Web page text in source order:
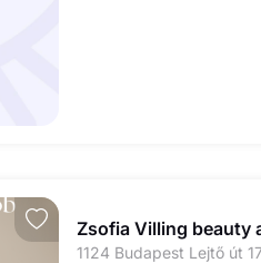
Zsofia Villing beauty
1124 Budapest Lejtő út